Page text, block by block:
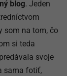
blog. Jeden
som na tom, čo
si teda
svoje
sama fotiť,